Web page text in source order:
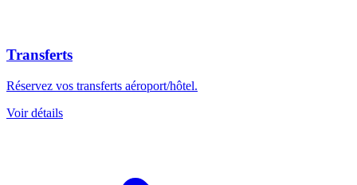
Transferts
Réservez vos transferts aéroport/hôtel.
Voir détails